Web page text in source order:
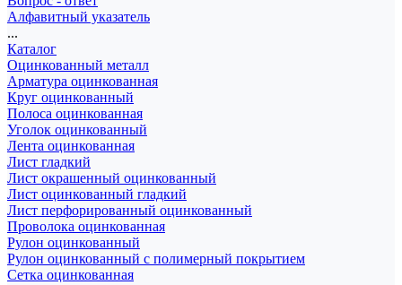
Алфавитный указатель
...
Каталог
Оцинкованный металл
Арматура оцинкованная
Круг оцинкованный
Полоса оцинкованная
Уголок оцинкованный
Лента оцинкованная
Лист гладкий
Лист окрашенный оцинкованный
Лист оцинкованный гладкий
Лист перфорированный оцинкованный
Проволока оцинкованная
Рулон оцинкованный
Рулон оцинкованный с полимерный покрытием
Сетка оцинкованная